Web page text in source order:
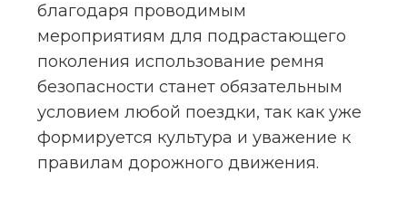
благодаря проводимым
мероприятиям для подрастающего
поколения использование ремня
безопасности станет обязательным
условием любой поездки, так как уже
формируется культура и уважение к
правилам дорожного движения.